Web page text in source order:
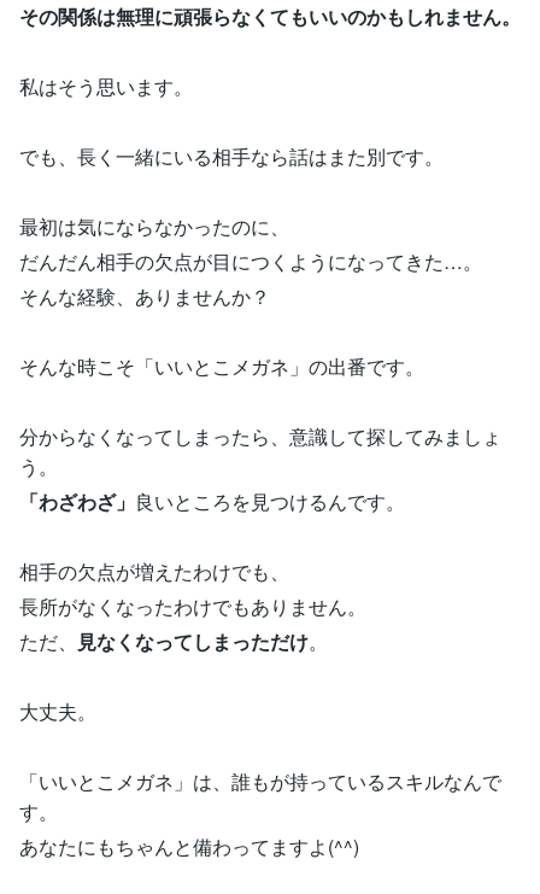
その関係は無理に頑張らなくてもいいのかもしれません。
私はそう思います。
でも、長く一緒にいる相手なら話はまた別です。
最初は気にならなかったのに、
だんだん相手の欠点が目につくようになってきた…。
そんな経験、ありませんか？
そんな時こそ「いいとこメガネ」の出番です。
分からなくなってしまったら、意識して探してみましょ
う。
「わざわざ」 良いところを見つけるんです。
相手の欠点が増えたわけでも、
長所がなくなったわけでもありません。
ただ、
見なくなってしまっただけ。
大丈夫。
「いいとこメガネ」は、誰もが持っているスキルなんで
す。
あなたにもちゃんと備わってますよ(^^)